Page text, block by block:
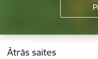
Kājene
Ātrās saites